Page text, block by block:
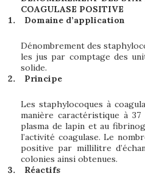
COAGULASE POSITIVE
Domaine d’application
Dénombrement des
les jus par comptage des
solide.
Principe
Les staphylocoques à
manière caractéristique à
plasma de lapin et au
l’activité coagulase. Le
positive par millilitre
colonies ainsi obtenues.
Réactifs